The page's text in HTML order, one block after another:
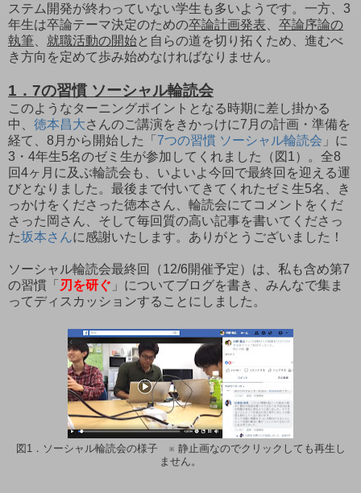
ステム開発が終わっていない学生も多いようです。一方、3
年生は卒論テーマ決定のための卒論計画発表
卒論序論の
執筆
就職活動の開始と自らの道を切り拓くため、進むべ
き方向を定めて歩み始めなければなりません。
1．7の習慣 ソーシャル輪読会
このようなターニングポイントとなる時期に差し掛かる
中、 徳本昌大さんのご講演をきかっけに7月の計画・準備を
経て、8月から開始した「 7つの習慣 ソーシャル輪読会 」に
3・4年生5名のゼミ生が参加してくれました（図1）。全8
回4ヶ月に及ぶ輪読会も、いよいよ今回で最終回を迎える運
びとなりました。最後まで付いてきてくれたゼミ生5名、き
っかけをくださった徳本さん、輪読会にてコメントをくだ
さった岡さん、そして毎回質の高い記事を書いてくださっ
た坂本さんに感謝いたします。ありがとうございました！
ソーシャル輪読会最終回（12/6開催予定）は、私も含め第7
の習慣「 刃を研ぐ 」についてブログを書き、みんなで集ま
ってディスカッションすることにしました。
図1．ソーシャル輪読会の様子 ※ 静止画なのでクリックしても再生し
ません。